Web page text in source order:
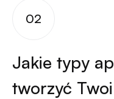
02
Jakie typy
tworzyć